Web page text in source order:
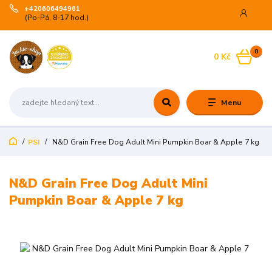
Menu
+420606494961
(Po-Pá, 8-17 hod.)
0
0 Kč
PSI N&D Grain Free Dog Adult Mini Pumpkin Boar & Apple 7 kg
N&D Grain Free Dog Adult Mini
Pumpkin Boar & Apple 7 kg